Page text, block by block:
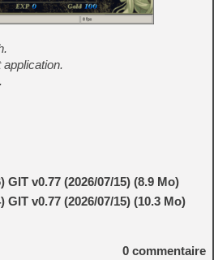
v0.77 (2026/07/15) (8.9 Mo)
v0.77 (2026/07/15) (10.3 Mo)
0 commentaire